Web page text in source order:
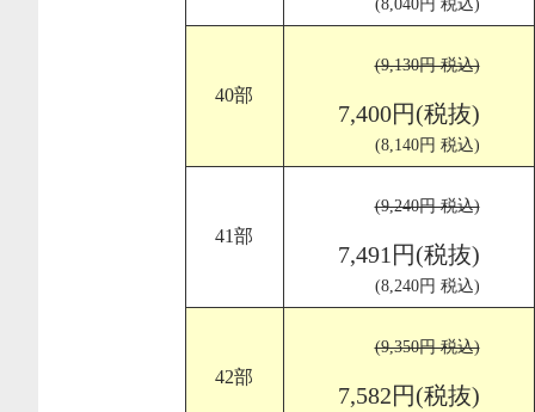
40部
(9,130円 税込)
7,400円(税抜)
(8,140円 税込)
41部
(9,240円 税込)
7,491円(税抜)
(8,240円 税込)
42部
(9,350円 税込)
7,582円(税抜)